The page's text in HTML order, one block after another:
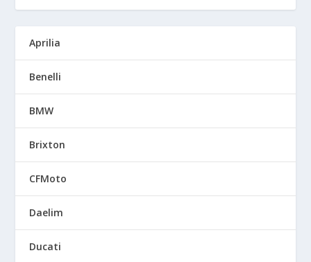
Aprilia
Benelli
BMW
Brixton
CFMoto
Daelim
Ducati